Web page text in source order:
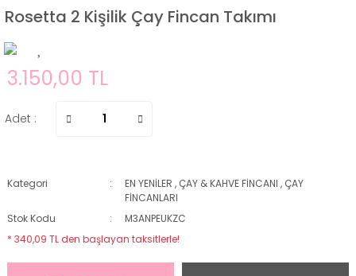
Rosetta 2 Kişilik Çay Fincan Takımı
3.150,00 TL
Adet :
Kategori EN YENİLER , ÇAY & KAHVE FİNCANI , ÇAY
FİNCANLARI
Stok Kodu
M3ANPEUKZC
* 340,09 TL den başlayan taksitlerle!